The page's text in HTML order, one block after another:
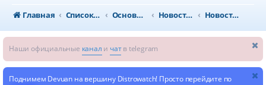
Главная
Список форумов Основной раздел Новости и объявления Новости из мира GNU/Linux
Наши официальные канал и чатв telegram
Поднимем Devuan на вершину Distrowatch! Просто перейдите по